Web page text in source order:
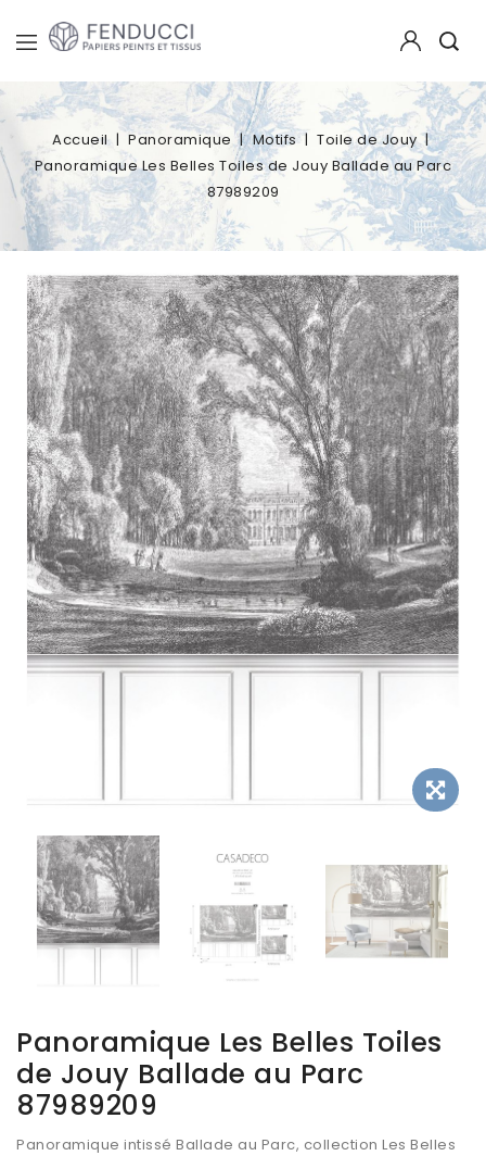
Accueil Panoramique Motifs
Toile de Jouy
Panoramique Les Belles Toiles de Jouy Ballade au Parc
87989209
Panoramique Les Belles Toiles
de Jouy Ballade au Parc
87989209
Panoramique intissé Ballade au Parc, collection Les Belles